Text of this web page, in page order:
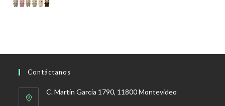
Contáctanos
C. Martín García 1790, 11800 Montevideo